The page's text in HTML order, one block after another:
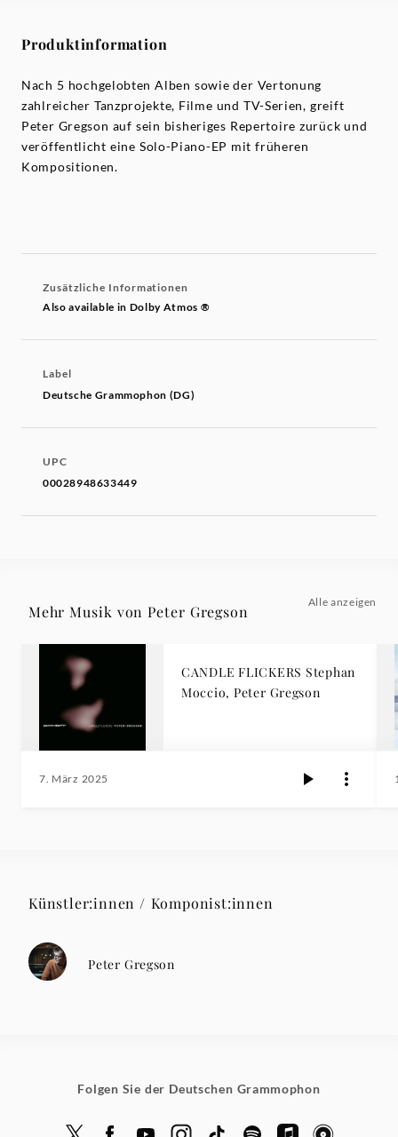
Produktinformation
Nach 5 hochgelobten Alben sowie der Vertonung
zahlreicher Tanzprojekte, Filme und TV-Serien, greift
Peter Gregson auf sein bisheriges Repertoire zurück und
veröffentlicht eine Solo-Piano-EP mit früheren
Kompositionen.
Zusätzliche Informationen
Also available in Dolby Atmos ®
Label
Deutsche Grammophon (DG)
UPC
00028948633449
Mehr Musik von Peter Gregson
Alle anzeigen
CANDLE FLICKERS Stephan
Moccio, Peter Gregson
7. März 2025
Künstler:innen / Komponist:innen
Peter Gregson
Folgen Sie der Deutschen Grammophon